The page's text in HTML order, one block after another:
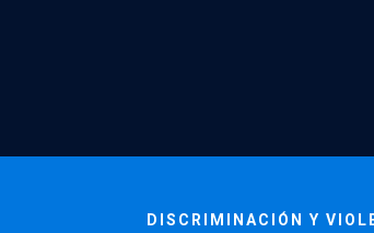
DISCRIMINACIÓN Y